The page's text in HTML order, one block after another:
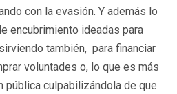
con la evasión. Y además lo
encubrimiento ideadas para
también, para financiar
voluntades o, lo que es más
pública culpabilizándola de que